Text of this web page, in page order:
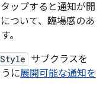
ップすると通知が開
ついて、臨場感のあ
。
サブクラスを
に展開可能な通知を